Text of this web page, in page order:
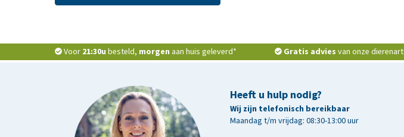
Voor 21:30u besteld, morgen aan huis geleverd* Gratis advies van onze
Heeft u hulp nodig?
Wij zijn telefonisch bereikbaar
Maandag t/m vrijdag: 08:30-13:00 uur